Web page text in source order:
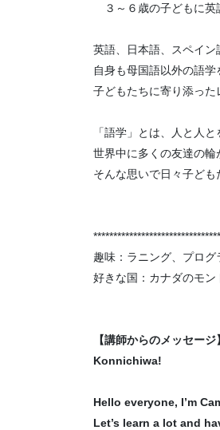
３～６歳の子どもに英
英語、日本語、スペイ
自身も母国語以外の語学
子どもたちに寄り添っ
「語学」とは、人と人
世界中に多くの友達の輪
そんな思いで日々子ども
趣味：ラニング、プロ
好きな国：カナダのモン
【講師からのメッセージ】
Konnichiwa!
Hello everyone, I’m
Let’s learn a lot and